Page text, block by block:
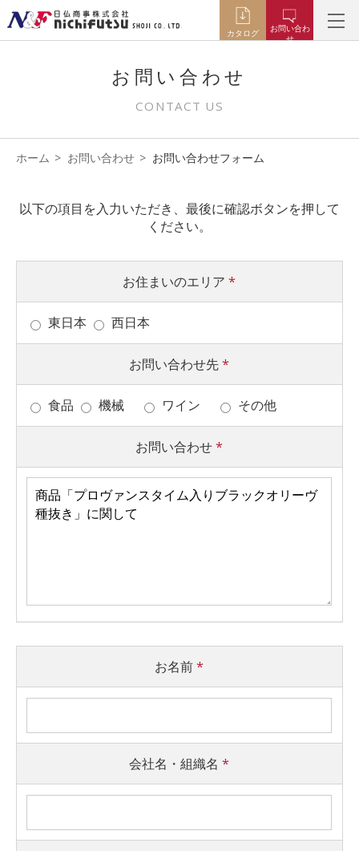
カタログ
お問い合わ
せ
お問い合わせ
CONTACT US
ホーム お問い合わせ お問い合わせフォーム
以下の項目を入力いただき、最後に確認ボタンを押して
ください。
お住まいのエリア*
東日本 西日本
お問い合わせ先*
食品 機械 ワイン その他
お問い合わせ*
お名前*
会社名・組織名*